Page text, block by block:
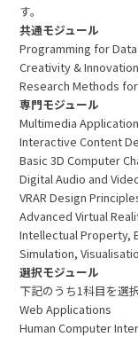
す。
共通モジュール
Programming for
Creativity & Innovation
Research Methods
専門モジュール
Multimedia
Interactive Content
Basic 3D Computer
Digital Audio and
VRAR Design
Advanced Virtual
Intellectual Property,
Simulation,
選択モジュール
下記のうち1科目を選択
Web Applications
Human Computer